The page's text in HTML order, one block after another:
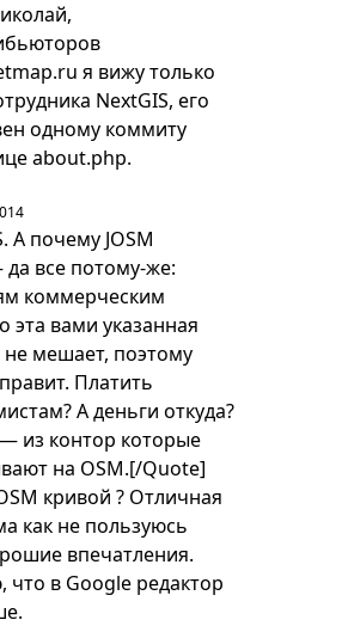
я вижу только
NextGIS, его
одному коммиту
about.php.
А почему JOSM
все потому-же:
коммерческим
эта вами указанная
не мешает, поэтому
Платить
А деньги откуда?
из контор которые
на OSM.[/Quote]
кривой ? Отличная
как не пользуюсь
впечатления.
что в Google редактор